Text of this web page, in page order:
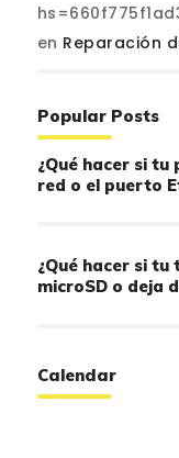
en Reparación
Popular Posts
¿Qué hacer si
red o el puerto
¿Qué hacer si
microSD o deja
Calendar